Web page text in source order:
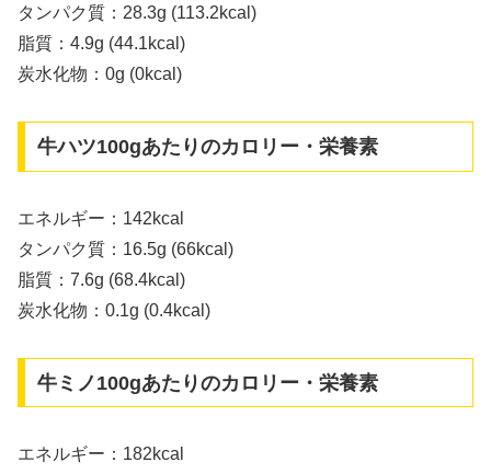
タンパク質：28.3g (113.2kcal)
脂質：4.9g (44.1kcal)
炭水化物：0g (0kcal)
牛ハツ100gあたりのカロリー・栄養素
エネルギー：142kcal
タンパク質：16.5g (66kcal)
脂質：7.6g (68.4kcal)
炭水化物：0.1g (0.4kcal)
牛ミノ100gあたりのカロリー・栄養素
エネルギー：182kcal